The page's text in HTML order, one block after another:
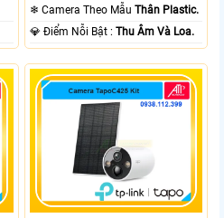
Ngoại 10m Có Màu Ban Ðêm.
❄ Camera Theo MẫuThân Plastic.
️💎 Điểm Nỗi Bật :Thu Âm Và Loa.